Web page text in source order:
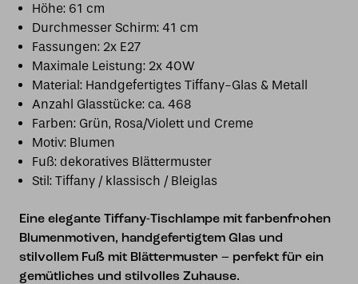
Höhe: 61 cm
Durchmesser Schirm: 41 cm
Fassungen: 2x E27
Maximale Leistung: 2x 40W
Material: Handgefertigtes Tiffany-Glas & Metall
Anzahl Glasstücke: ca. 468
Farben: Grün, Rosa/Violett und Creme
Motiv: Blumen
Fuß: dekoratives Blättermuster
Stil: Tiffany / klassisch / Bleiglas
Eine elegante Tiffany-Tischlampe mit farbenfrohen
Blumenmotiven, handgefertigtem Glas und
stilvollem Fuß mit Blättermuster – perfekt für ein
gemütliches und stilvolles Zuhause.